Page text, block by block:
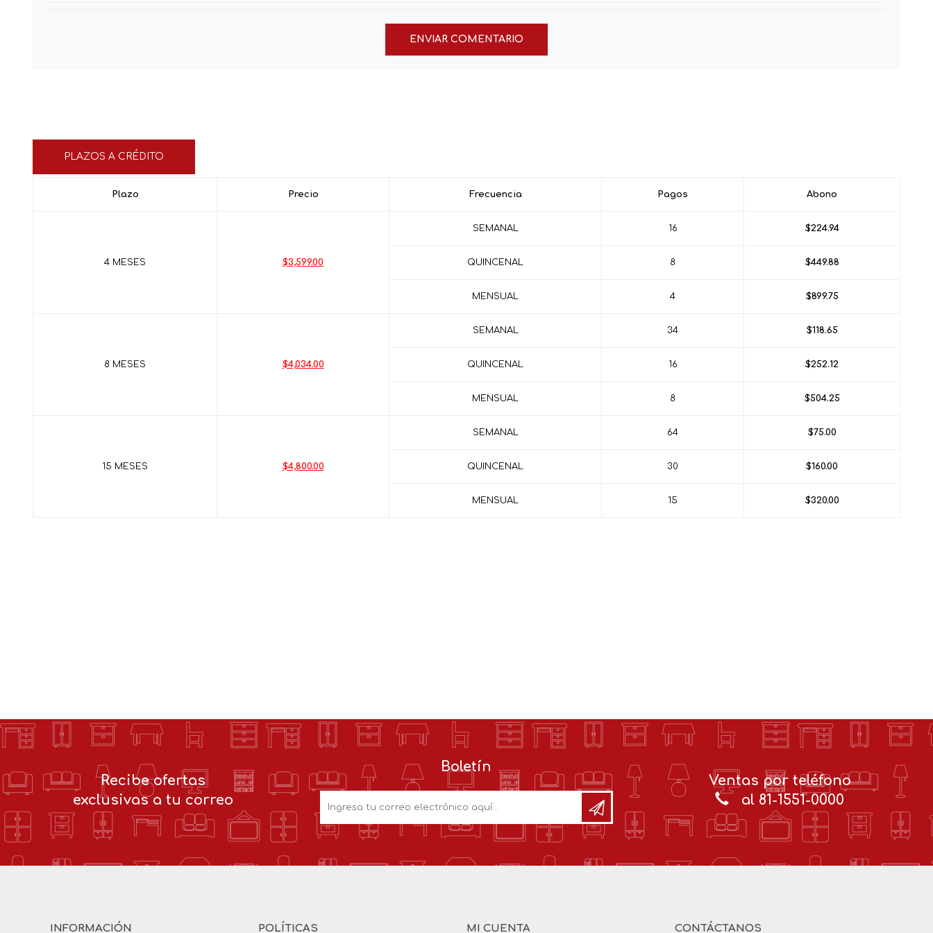
PLAZOS A CRÉDITO
Plazo Precio Frecuencia Pagos Abono
4 MESES $3,599.00
SEMANAL 16 $224.94
QUINCENAL 8 $449.88
MENSUAL 4 $899.75
8 MESES $4,034.00
SEMANAL 34 $118.65
QUINCENAL 16 $252.12
MENSUAL 8 $504.25
15 MESES $4,800.00
SEMANAL 64 $75.00
QUINCENAL 30 $160.00
MENSUAL 15 $320.00
Recibe ofertas
exclusivas a tu correo
Boletín
Ventas por teléfono
al 81-1551-0000
INFORMACIÓN POLÍTICAS MI CUENTA CONTÁCTANOS